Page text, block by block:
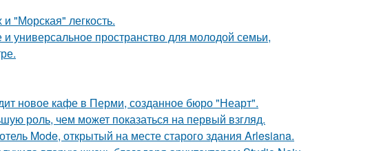
"Морская" легкость.
универсальное пространство для молодой семьи,
новое кафе в Перми, созданное бюро "Неарт".
роль, чем может показаться на первый взгляд.
Mode, открытый на месте старого здания Arlesiana.